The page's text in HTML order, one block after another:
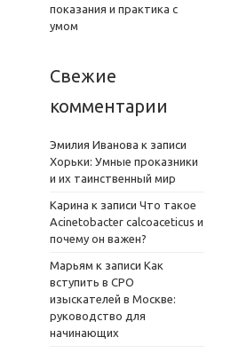
показания и практика с
умом
Свежие
комментарии
Эмилия Иванова к записи
Хорьки: Умные проказники
и их таинственный мир
Карина к записи Что такое
Acinetobacter calcoaceticus и
почему он важен?
Марьям к записи Как
вступить в СРО
изыскателей в Москве:
руководство для
начинающих